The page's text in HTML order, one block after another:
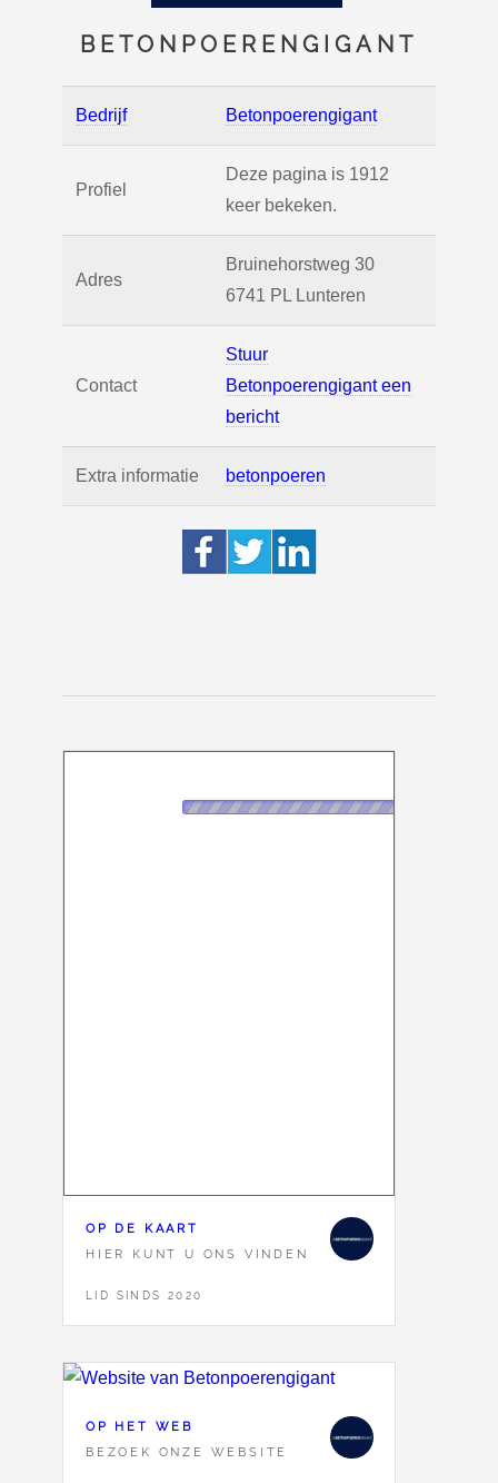
BETONPOERENGIGANT
Bedrijf Betonpoerengigant
Profiel
Deze pagina is 1912
keer bekeken.
Adres
Bruinehorstweg 30
6741 PL Lunteren
Contact
Stuur
Betonpoerengigant een
bericht
Extra informatie betonpoeren
OP DE KAART
HIER KUNT U ONS VINDEN
LID SINDS 2020
OP HET WEB
BEZOEK ONZE WEBSITE